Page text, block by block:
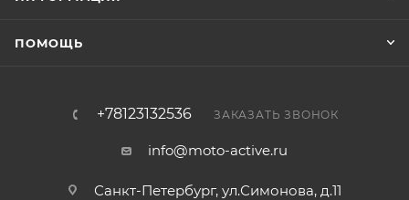
ПОМОЩЬ
+78123132536 ЗАКАЗАТЬ ЗВОНОК
info@moto-active.ru
Санкт-Петербург, ул.Симонова, д.11